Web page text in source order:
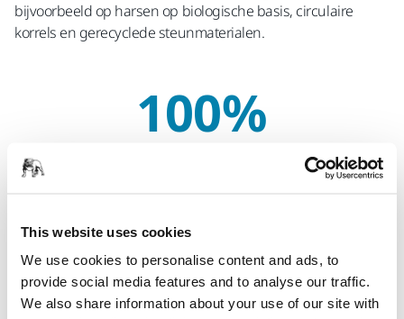
This website uses cookies
We use cookies to personalise content and ads, to
provide social media features and to analyse our traffic.
We also share information about your use of our site with
bijvoorbeeld op harsen op biologische basis, circulaire
korrels en gerecyclede steunmaterialen.
100%
Op weg naar een fossielvrije toekomst
fossiele brandstoffen en streeft er voortdurend naar om de
energie-efficiëntie te verbeteren. Al onze productielocaties
in Finland, met uitzondering van de locatie Nurmijärvi,
gebruiken 100% fossielvrije elektriciteit en we breiden de